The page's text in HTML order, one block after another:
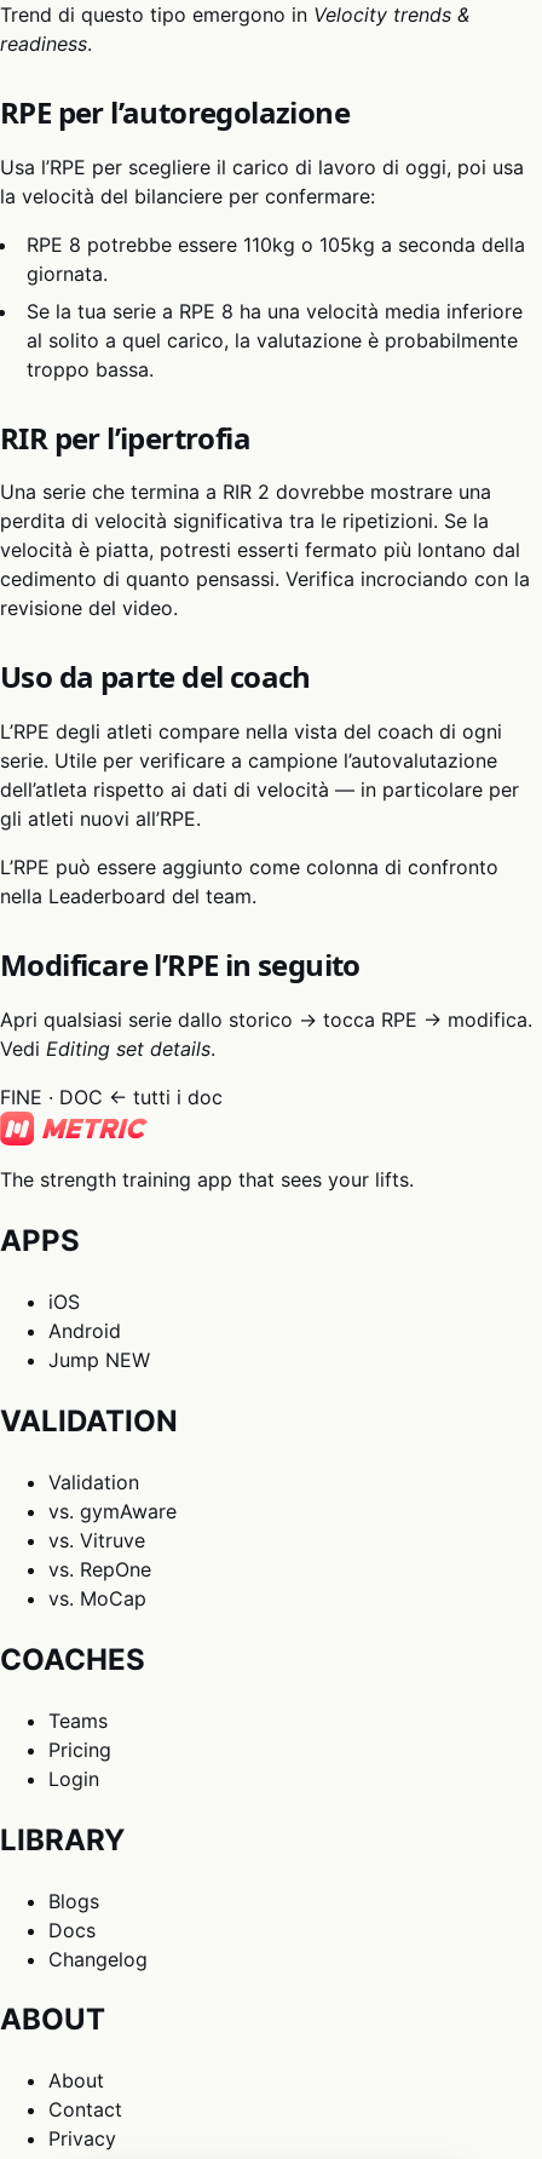
Trend di questo tipo emergono in Velocity trends &
readiness.
RPE per l’autoregolazione
Usa l’RPE per scegliere il carico di lavoro di oggi, poi usa
la velocità del bilanciere per confermare:
RPE 8 potrebbe essere 110kg o 105kg a seconda della
giornata.
Se la tua serie a RPE 8 ha una velocità media inferiore
al solito a quel carico, la valutazione è probabilmente
troppo bassa.
RIR per l’ipertrofia
Una serie che termina a RIR 2 dovrebbe mostrare una
perdita di velocità significativa tra le ripetizioni. Se la
velocità è piatta, potresti esserti fermato più lontano dal
cedimento di quanto pensassi. Verifica incrociando con la
revisione del video.
Uso da parte del coach
L’RPE degli atleti compare nella vista del coach di ogni
serie. Utile per verificare a campione l’autovalutazione
dell’atleta rispetto ai dati di velocità — in particolare per
gli atleti nuovi all’RPE.
L’RPE può essere aggiunto come colonna di confronto
nella Leaderboard del team.
Modificare l’RPE in seguito
Apri qualsiasi serie dallo storico → tocca RPE → modifica.
Vedi Editing set details.
FINE · DOC ← tutti i doc
The strength training app that sees your lifts.
APPS
iOS
Android
Jump NEW
VALIDATION
Validation
vs. gymAware
vs. Vitruve
vs. RepOne
vs. MoCap
COACHES
Teams
Pricing
Login
LIBRARY
Blogs
Docs
Changelog
ABOUT
About
Contact
Privacy